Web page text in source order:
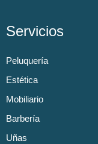
Servicios
Peluquería
Estética
Mobiliario
Barbería
Uñas